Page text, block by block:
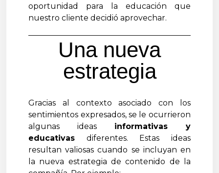
oportunidad para la educación que
nuestro cliente decidió aprovechar.
Una nueva
estrategia
Gracias al contexto asociado con los
sentimientos expresados, se le ocurrieron
algunas ideas informativas y
educativas diferentes. Estas ideas
resultan valiosas cuando se incluyan en
la nueva estrategia de contenido de la